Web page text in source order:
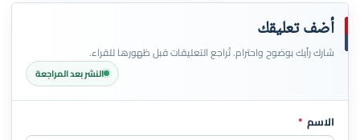
أضف تعليقك
شارك رأيك بوضوح واحترام. تُراجع التعليقات قبل ظهورها للقراء.
النشر بعد المراجعة
اترك هذا الحقل فارغاً
الاسم *